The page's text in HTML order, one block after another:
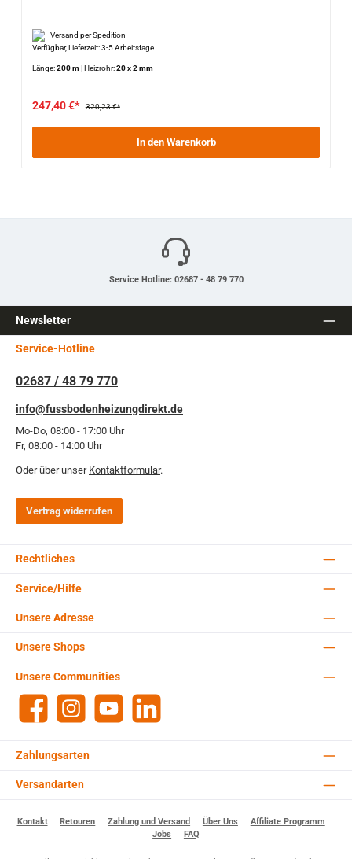
Versand per Spedition
Verfügbar, Lieferzeit: 3-5 Arbeitstage
Länge:200 m|Heizrohr:20 x 2 mm
247,40 €* 320,23 €*
In den Warenkorb
Service Hotline: 02687 - 48 79 770
Newsletter
Service-Hotline
02687 / 48 79 770
info@fussbodenheizungdirekt.de
Mo-Do, 08:00 - 17:00 Uhr
Fr, 08:00 - 14:00 Uhr
Oder über unser Kontaktformular.
Vertrag widerrufen
Rechtliches
Service/Hilfe
Zahlungsarten
Versandarten
Unsere Adresse
Unsere Communities
Facebook Instagram YouTube
Unsere Shops
Kontakt Retouren Zahlung und Versand Über Uns
Affiliate Programm
Jobs
FAQ